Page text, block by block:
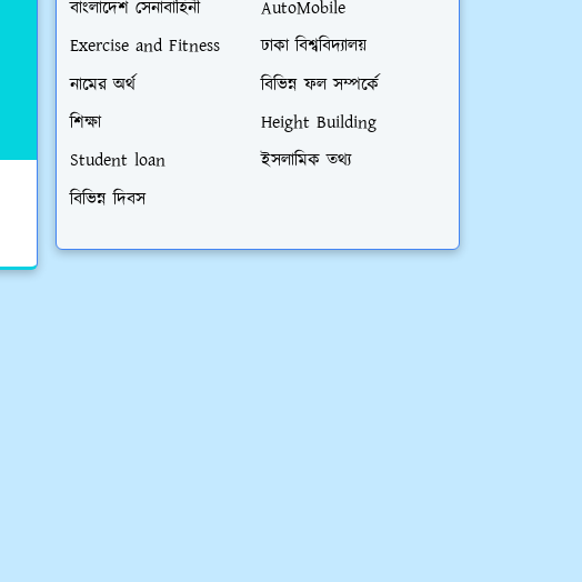
বাংলাদেশ সেনাবাহিনী
AutoMobile
Exercise and Fitness
ঢাকা বিশ্ববিদ্যালয়
নামের অর্থ
বিভিন্ন ফল সম্পর্কে
শিক্ষা
Height Building
Student loan
ইসলামিক তথ্য
বিভিন্ন দিবস